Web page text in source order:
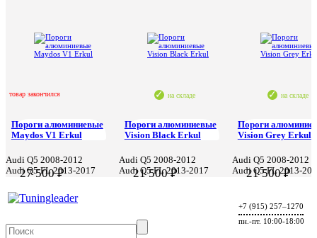
товар закончился
Пороги алюминиевые
Maydos V1 Erkul
Audi Q5 2008-2012
Audi Q5 FL 2013-2017
27 500 ₽
на складе
Пороги алюминиевые
Vision Black Erkul
Audi Q5 2008-2012
Audi Q5 FL 2013-2017
21 500 ₽
на складе
Пороги
Vision Grey Erkul
Audi Q5 2008-2012
Audi Q5 FL 2013-
21 500 ₽
+7 (915) 257–1270
пн.-пт. 10:00-18:00